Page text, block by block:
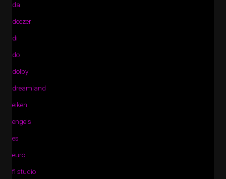
da
deezer
di
do
dolby
dreamland
eiken
engels
es
euro
fl studio